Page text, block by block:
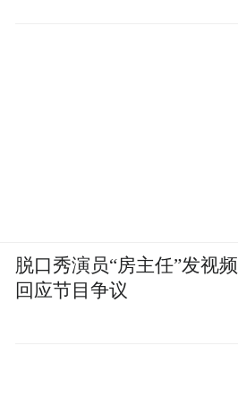
脱口秀演员“房主任”发视频
回应节目争议